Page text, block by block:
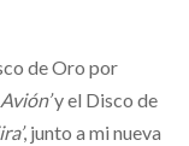
de Oro por
y el Disco de
, junto a mi nueva